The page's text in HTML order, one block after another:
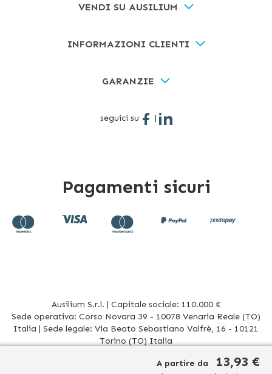
A partire da 13,93 €
VENDI SU AUSILIUM
INFORMAZIONI CLIENTI
GARANZIE
seguici su |
Pagamenti sicuri
Ausilium S.r.l. | Capitale sociale: 110.000 €
Sede operativa: Corso Novara 39 - 10078 Venaria Reale (TO)
Italia | Sede legale: Via Beato Sebastiano Valfrè, 16 - 10121
Torino (TO) Italia
info@ausilium.it